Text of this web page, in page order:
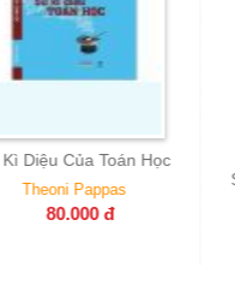
Hồi Ký Nghệ Sỹ Kim Cương:
Sống Cho Đời - Sống Cho Mình
( Bản in năm 2016)